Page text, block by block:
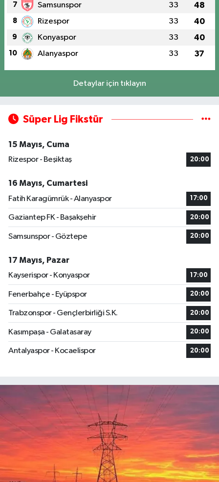
7 Samsunspor 33 48
8 Rizespor 33 40
9 Konyaspor 33 40
10 Alanyaspor 33 37
Detaylar için tıklayın
Süper Lig Fikstür
15 Mayıs, Cuma
Rizespor - Beşiktaş
20:00
16 Mayıs, Cumartesi
Fatih Karagümrük - Alanyaspor
17:00
Gaziantep FK - Başakşehir 20:00
Samsunspor - Göztepe 20:00
17 Mayıs, Pazar
Kayserispor - Konyaspor
17:00
Fenerbahçe - Eyüpspor 20:00
Trabzonspor - Gençlerbirliği S.K. 20:00
Kasımpaşa - Galatasaray 20:00
Antalyaspor - Kocaelispor 20:00